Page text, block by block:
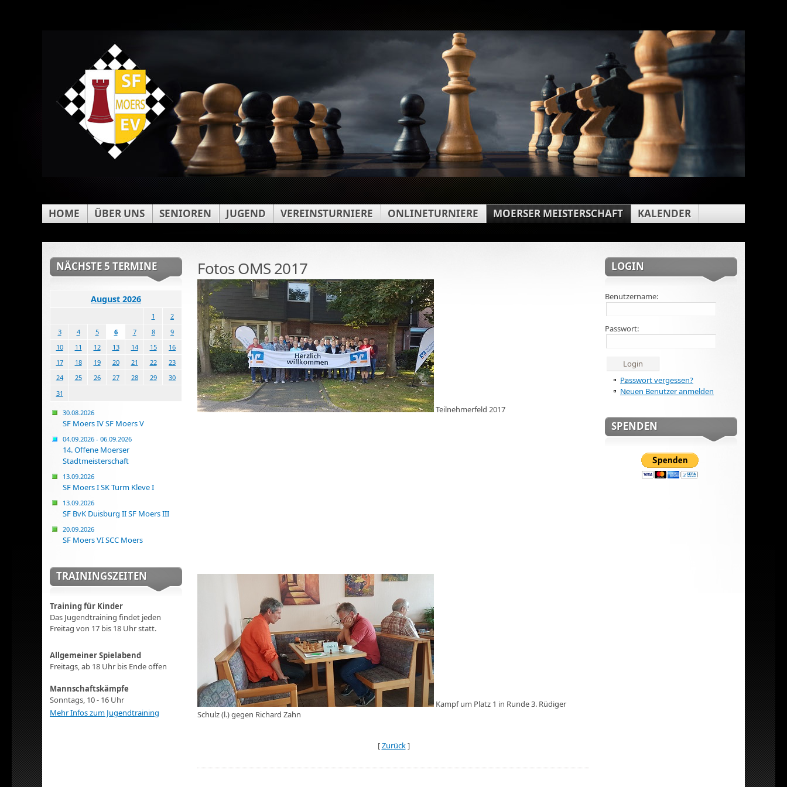
HOME ÜBER UNS SENIOREN JUGEND VEREINSTURNIERE ONLINETURNIERE MOERSER MEISTERSCHAFT KALENDER
Fotos OMS 2017
Teilnehmerfeld 2017
Kampf um Platz 1 in Runde 3. Rüdiger
Schulz (l.) gegen Richard Zahn
[Zurück]
NÄCHSTE 5 TERMINE
August 2026
1
2
3
4 5 6 7 8
9
10
11 12 13 14 15
16
17
18 19 20 21 22
23
24
25 26 27 28 29
30
31
30.08.2026
SF Moers IV SF Moers V
04.09.2026 - 06.09.2026
14. Offene Moerser
Stadtmeisterschaft
13.09.2026
SF Moers I SK Turm Kleve I
13.09.2026
SF BvK Duisburg II SF Moers III
20.09.2026
SF Moers VI SCC Moers
TRAININGSZEITEN
Training für Kinder
Das Jugendtraining findet jeden
Freitag von 17 bis 18 Uhr statt.
Allgemeiner Spielabend
Freitags, ab 18 Uhr bis Ende offen
Mannschaftskämpfe
Sonntags, 10 - 16 Uhr
Mehr Infos zum Jugendtraining
LOGIN
Benutzername:
Passwort:
Passwort vergessen?
Neuen Benutzer anmelden
SPENDEN